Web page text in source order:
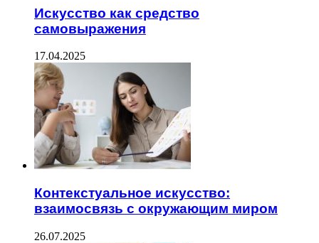
Искусство как средство
самовыражения
17.04.2025
Контекстуальное искусство:
взаимосвязь с окружающим миром
26.07.2025